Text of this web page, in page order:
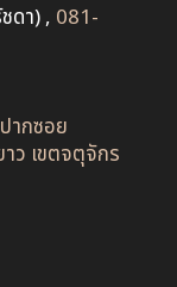
ดา) , 081-
ากซอย
ว เขตจตุจักร